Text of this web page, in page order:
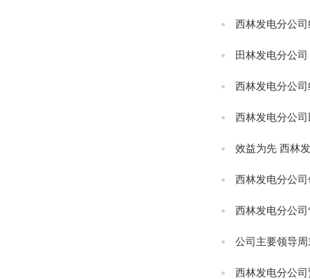
西林发电分公
田林发电分公
西林发电分公
西林发电分公
效益为先 西林
西林发电分公
西林发电分公
公司主要领导
西林发电分公